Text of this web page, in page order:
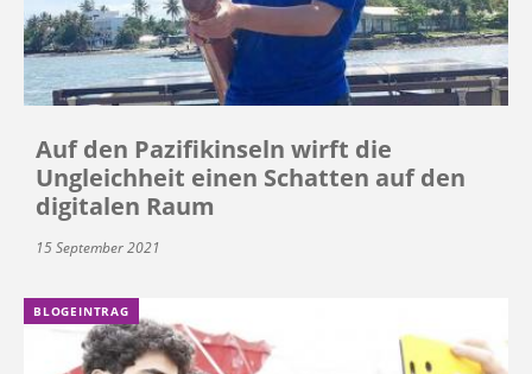
Auf den Pazifikinseln wirft die
Ungleichheit einen Schatten auf den
digitalen Raum
15 September 2021
BLOGEINTRAG